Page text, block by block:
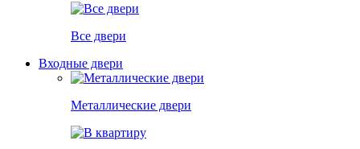
Все двери
Входные двери
Металлические двери